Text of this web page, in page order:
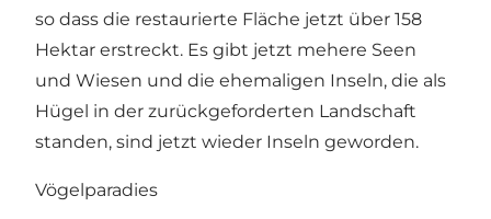
so dass die restaurierte Fläche jetzt über 158
Hektar erstreckt. Es gibt jetzt mehere Seen
und Wiesen und die ehemaligen Inseln, die als
Hügel in der zurückgeforderten Landschaft
standen, sind jetzt wieder Inseln geworden.
Vögelparadies